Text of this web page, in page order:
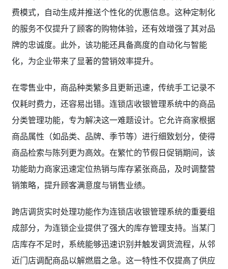
费模式，自动生成并推送个性化的优惠信息。这种定制化
的服务不仅提升了顾客的购物体验，还有效增强了其对品
牌的忠诚度。此外，该功能还具备高度的自动化与智能
化，为企业带来了显著的营销效率提升。
在零售业中，商品种类繁多且更新迅速，传统手工记录不
仅耗时费力，还容易出错。连锁店收银管理系统中的商品
分类管理功能，专为解决这一难题设计。它允许商家根据
商品属性（如品类、品牌、季节等）进行细致划分，使得
商品检索与陈列更为高效。在繁忙的节假日促销期间，该
功能助力商家迅速定位热销与库存紧张商品，及时调整营
销策略，提升顾客满意度与销售业绩。
跨店调货实时处理功能作为连锁店收银管理系统的重要组
成部分，为连锁企业提供了强大的库存管理支持。当某门
店库存不足时，系统能够迅速识别并触发调货流程，从邻
近门店调配商品以解燃眉之急。这一特性不仅提高了供应